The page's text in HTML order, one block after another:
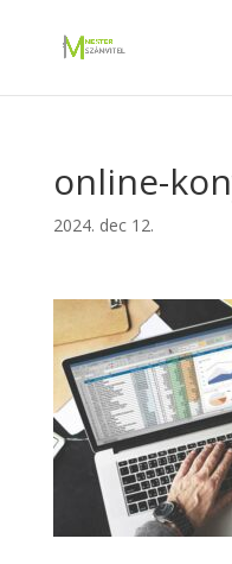
online-
2024. dec 12.